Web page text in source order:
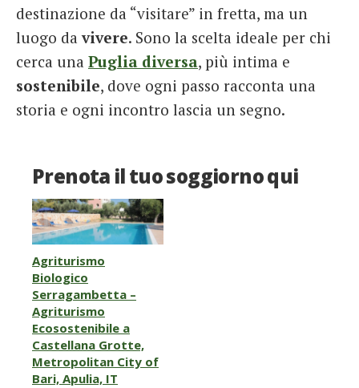
destinazione da “visitare” in fretta, ma un
luogo davivere. Sono la scelta ideale per chi
cerca una Puglia diversa, più intima e
sostenibile, dove ogni passo racconta una
storia e ogni incontro lascia un segno.
Prenota il tuo soggiorno qui
Agriturismo
Biologico
Serragambetta –
Agriturismo
Ecosostenibile a
Castellana Grotte,
Metropolitan City of
Bari, Apulia, IT